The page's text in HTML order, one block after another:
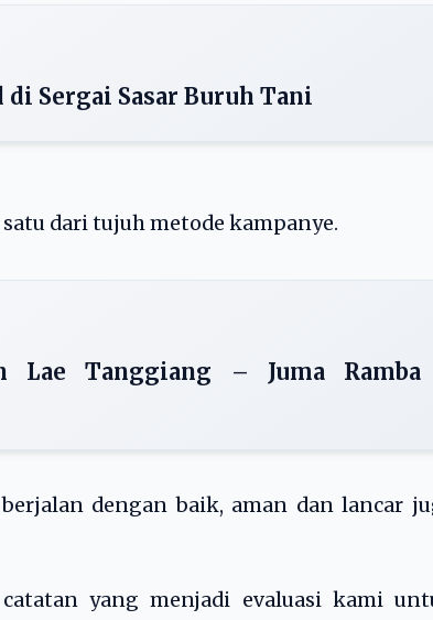
Sergai Sasar Buruh Tani
dari tujuh metode kampanye.
Lae Tanggiang – Juma Ramba
dengan baik, aman dan lancar
yang menjadi evaluasi kami